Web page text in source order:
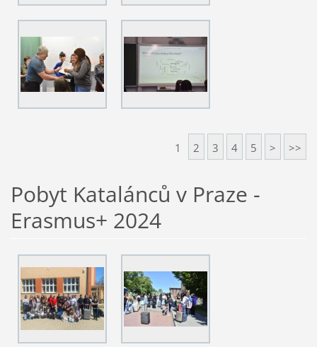
1 2 3 4 5 > >>
Pobyt Katalánců v Praze -
Erasmus+ 2024